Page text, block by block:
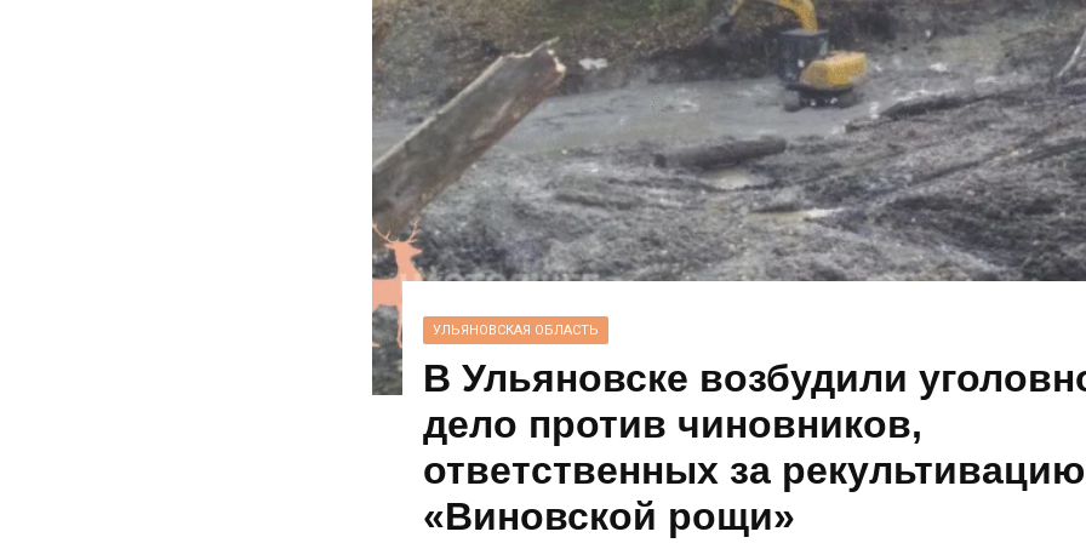
УЛЬЯНОВСКАЯ ОБЛАСТЬ
В Ульяновске возбудили
дело против чиновников,
ответственных за рекультивацию
«Виновской рощи»